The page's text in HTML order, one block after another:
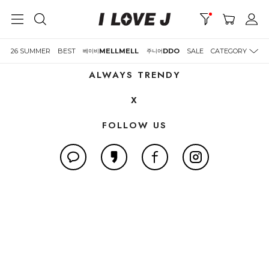
26 SUMMER BEST 베이비MELLMELL 주니어DDO SALE CATEGORY
전체삭제
찜한 상품이 없습니다.
ALWAYS TRENDY
X
FOLLOW US